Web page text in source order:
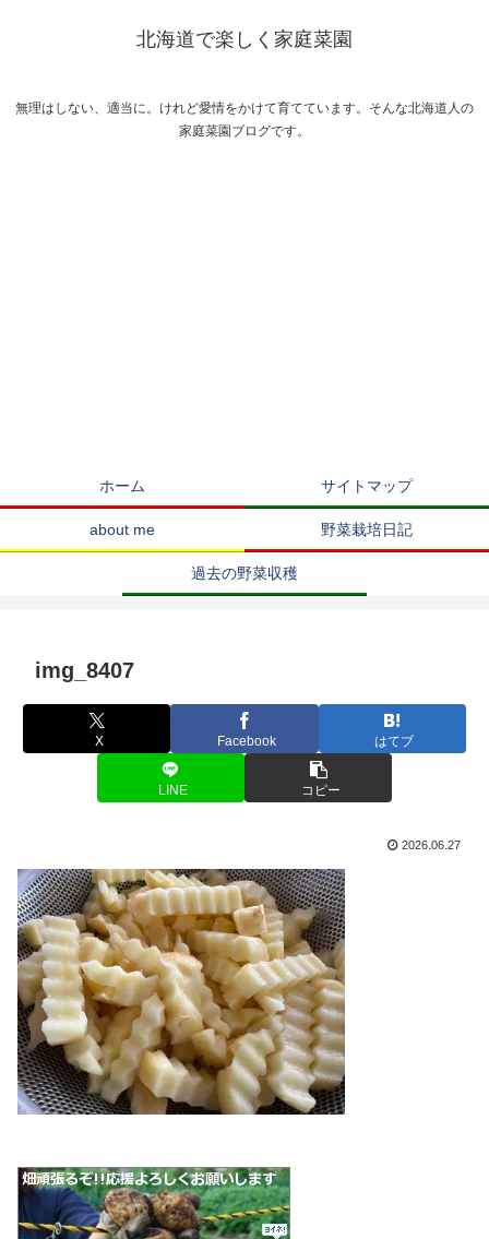
北海道で楽しく家庭菜園
無理はしない、適当に。けれど愛情をかけて育てています。そんな北海道人の
家庭菜園ブログです。
ホーム サイトマップ
about me 野菜栽培日記
過去の野菜収穫
img_8407
X Facebook はてブ
LINE コピー
2026.06.27